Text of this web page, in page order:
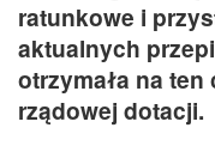
ratunkowe i
aktualnych
otrzymała na
rządowej dotacji.